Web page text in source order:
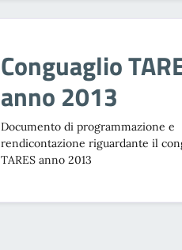
Conguaglio
anno 2013
Documento di programmazione e
rendicontazione riguardante il
TARES anno 2013